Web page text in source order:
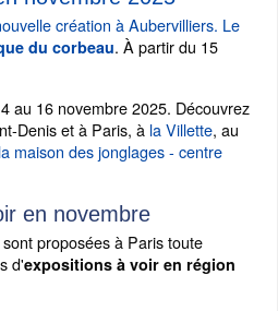
création à Aubervilliers. Le
du corbeau. À partir du 15
au 16 novembre 2025. Découvrez
Denis et à Paris, à la Villette, au
la maison des jonglages - centre
en novembre
proposées à Paris toute
d'expositions à voir en région